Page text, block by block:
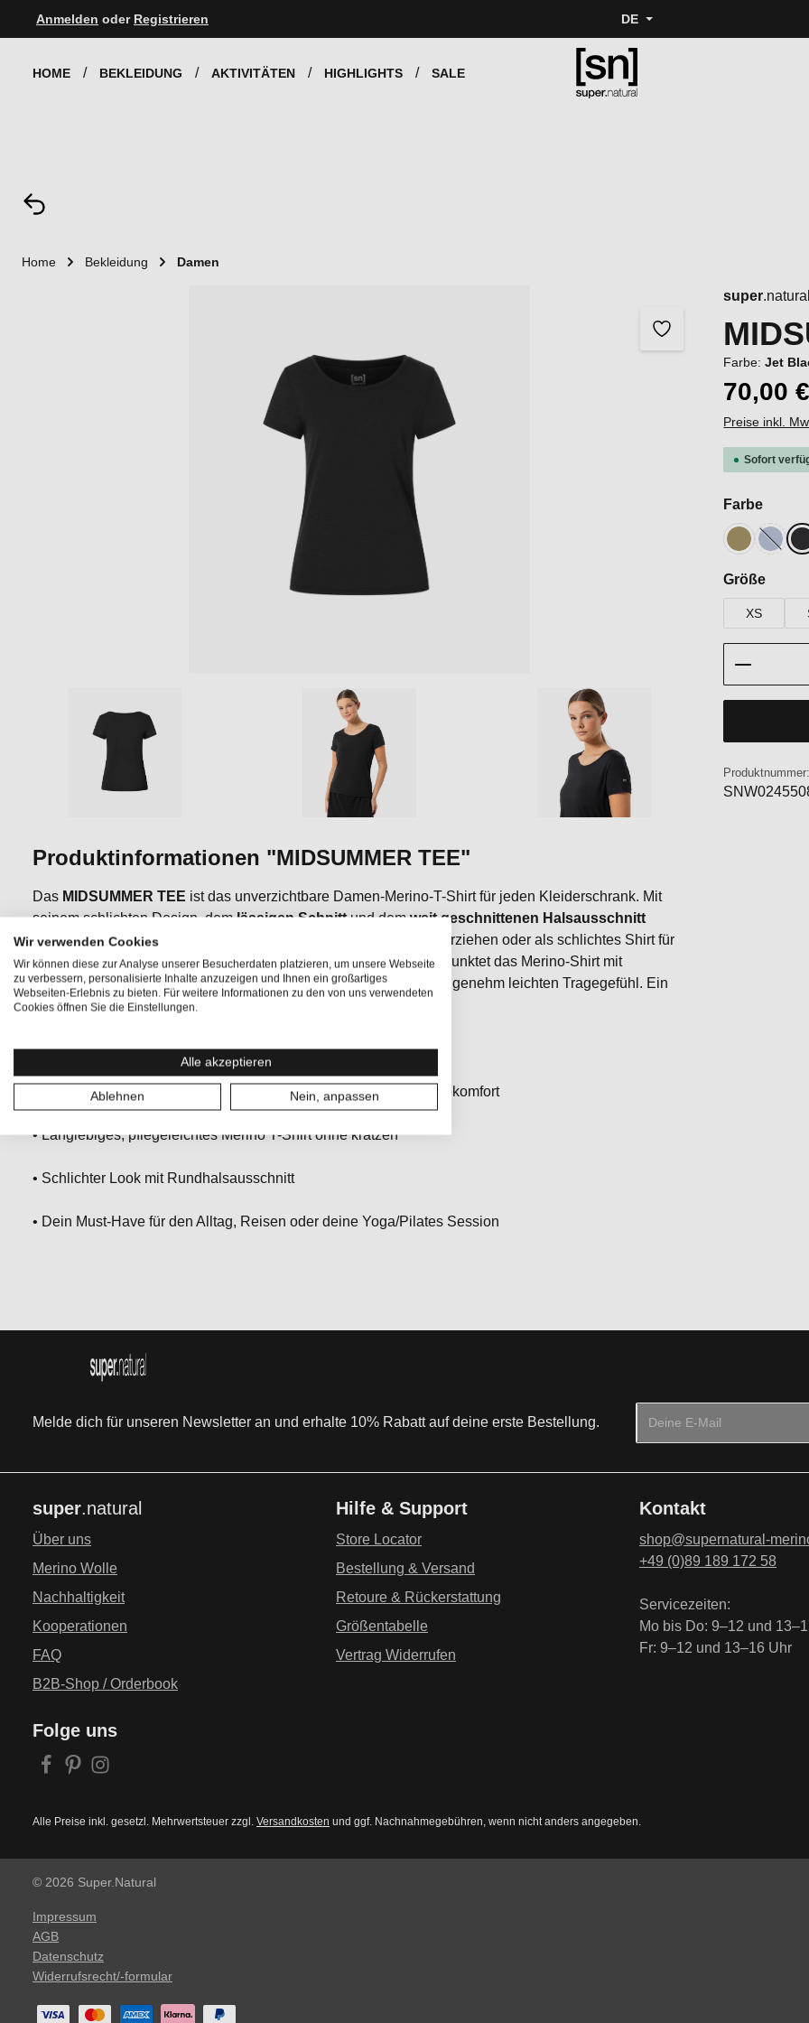
Hauptnavigation springen
Anmelden oder Registrieren DE
HOME BEKLEIDUNG AKTIVITÄTEN HIGHLIGHTS SALE
Home Bekleidung Damen
super.natural
Farbe:Jet
70,00 €
Preise inkl.
Sofort
Farbe
Sahara(Diese
Größe
XS
Produktnummer:
Produktinformationen "MIDSUMMER TEE"
Das MIDSUMMER TEE ist das unverzichtbare Damen-Merino-T-Shirt für jeden Kleiderschrank. Mit
seinem schlichten Design, demlässigen Schnittund demweit geschnittenen Halsausschnitt
eignet es sich perfekt als vielseitiger Allrounder – ob zum Darunterziehen oder als schlichtes Shirt für
jeden Anlass. Mit der ADVANCED WOOL 140 Merino-Mischung punktet das Merino-Shirt mit
natürlicher Temperaturregulierung, Atmungsaktivität und einem angenehm leichten Tragegefühl. Ein
Basic, das einfach immer passt!
• ADVANCED WOOL 140 für optimale Atmungsaktivität und Tragekomfort
• Langlebiges, pflegeleichtes Merino T-Shirt ohne kratzen
• Schlichter Look mit Rundhalsausschnitt
• Dein Must-Have für den Alltag, Reisen oder deine Yoga/Pilates Session
Melde dich für unseren Newsletter an und erhalte 10% Rabatt auf deine erste Bestellung.
genommen und die
einverstanden.*
Die mit einem Stern (*)
Folge uns
Alle Preise inkl. gesetzl. Mehrwertsteuer zzgl. Versandkosten und ggf. Nachnahmegebühren, wenn nicht anders angegeben.
super.natural
Über uns
Merino Wolle
Nachhaltigkeit
Kooperationen
FAQ
B2B-Shop / Orderbook
Hilfe & Support
Store Locator
Bestellung & Versand
Retoure & Rückerstattung
Größentabelle
Vertrag Widerrufen
Kontakt
shop@supernatural-
+49 (0)89 189 172 58
Servicezeiten:
Mo bis Do: 9–12 und
Fr: 9–12 und 13–16 Uhr
© 2026 Super.Natural
Impressum
AGB
Datenschutz
Widerrufsrecht/-formular
Wir verwenden Cookies
Wir können diese zur Analyse unserer Besucherdaten platzieren, um unsere Webseite
zu verbessern, personalisierte Inhalte anzuzeigen und Ihnen ein großartiges
Webseiten-Erlebnis zu bieten. Für weitere Informationen zu den von uns verwendeten
Cookies öffnen Sie die Einstellungen.
Alle akzeptieren
Ablehnen Nein, anpassen